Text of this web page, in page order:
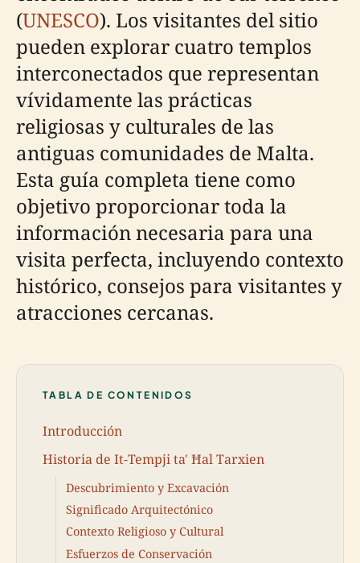
(UNESCO). Los visitantes del sitio
pueden explorar cuatro templos
interconectados que representan
vívidamente las prácticas
religiosas y culturales de las
antiguas comunidades de Malta.
Esta guía completa tiene como
objetivo proporcionar toda la
información necesaria para una
visita perfecta, incluyendo contexto
histórico, consejos para visitantes y
atracciones cercanas.
TABLA DE CONTENIDOS
Introducción
Historia de It-Tempji ta' Ħal Tarxien
Descubrimiento y Excavación
Significado Arquitectónico
Contexto Religioso y Cultural
Esfuerzos de Conservación